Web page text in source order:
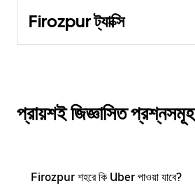
Firozpur ট্যাক্সি
প্রায়শই জিজ্ঞাসিত প্রশ্নসমূহ
Firozpur শহরে কি Uber পাওয়া যাবে?